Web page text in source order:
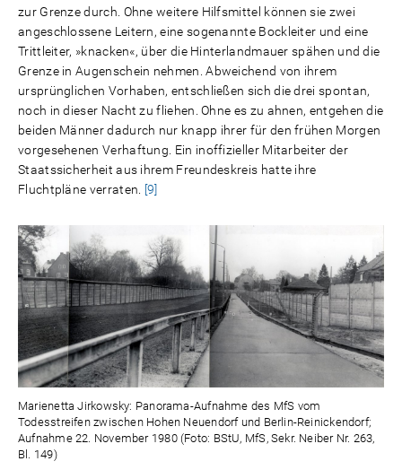
zur Grenze durch. Ohne weitere Hilfsmittel können sie zwei
angeschlossene Leitern, eine sogenannte Bockleiter und eine
Trittleiter, »knacken«, über die Hinterlandmauer spähen und die
Grenze in Augenschein nehmen. Abweichend von ihrem
ursprünglichen Vorhaben, entschließen sich die drei spontan,
noch in dieser Nacht zu fliehen. Ohne es zu ahnen, entgehen die
beiden Männer dadurch nur knapp ihrer für den frühen Morgen
vorgesehenen Verhaftung. Ein inoffizieller Mitarbeiter der
Staatssicherheit aus ihrem Freundeskreis hatte ihre
Fluchtpläne verraten. [9]
Marienetta Jirkowsky: Panorama-Aufnahme des MfS vom
Todesstreifen zwischen Hohen Neuendorf und Berlin-Reinickendorf;
Aufnahme 22. November 1980 (Foto: BStU, MfS, Sekr. Neiber Nr. 263,
Bl. 149)